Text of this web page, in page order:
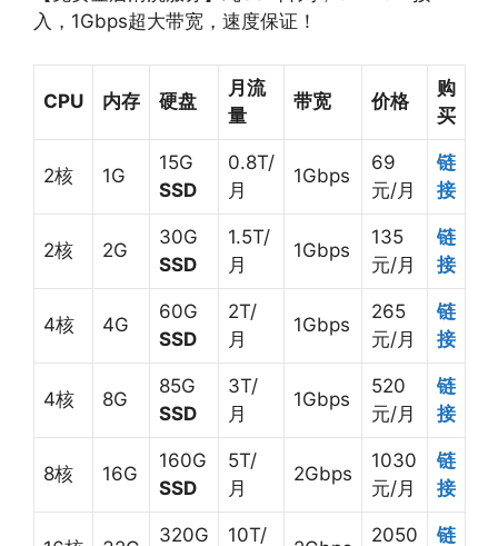
入，1Gbps超大带宽，速度保证！
CPU 内存 硬盘
月流
量
带宽 价格
购
买
2核 1G
15G
SSD
0.8T/
月
1Gbps
69
元/月
链
接
2核 2G
30G
SSD
1.5T/
月
1Gbps
135
元/月
链
接
4核 4G
60G
SSD
2T/
月
1Gbps
265
元/月
链
接
4核 8G
85G
SSD
3T/
月
1Gbps
520
元/月
链
接
8核 16G
160G
SSD
5T/
月
2Gbps
1030
元/月
链
接
320G
10T/
2050
链